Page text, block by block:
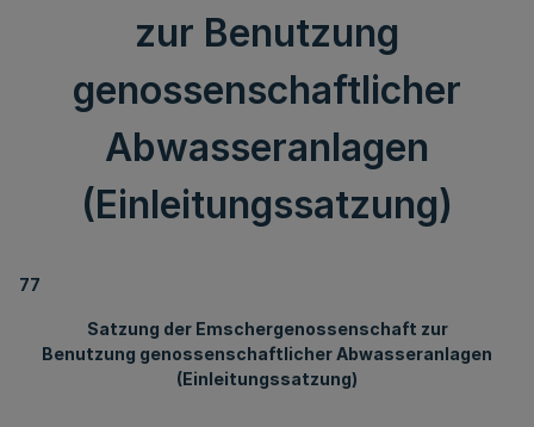
zur Benutzung
genossenschaftlicher
Abwasseranlagen
(Einleitungssatzung)
77
Satzung der Emschergenossenschaft zur
Benutzung genossenschaftlicher Abwasseranlagen
(Einleitungssatzung)